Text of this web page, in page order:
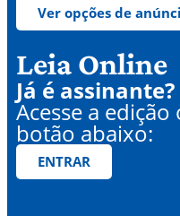
Ver opções de
Leia Online
Já é assinante?
Acesse a
botão abaixo:
ENTRAR